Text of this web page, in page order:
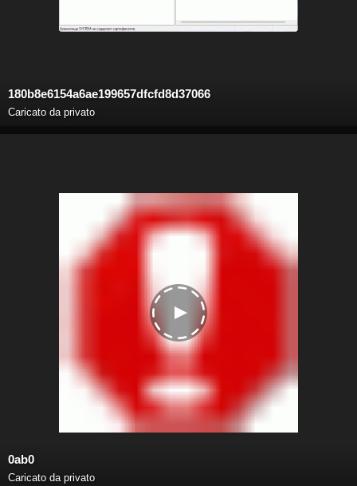
180b8e6154a6ae199657dfcfd8d37066
Caricato da privato
0ab0
Caricato da privato